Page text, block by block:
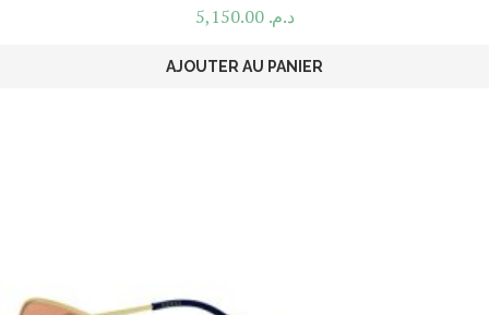
د.م. 5,150.00
AJOUTER AU PANIER